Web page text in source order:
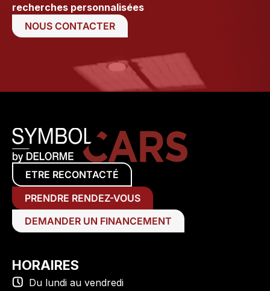
recherches personnalisées
NOUS CONTACTER
ETRE RECONTACTÉ
PRENDRE RENDEZ-VOUS
DEMANDER UN FINANCEMENT
HORAIRES
Du lundi au vendredi